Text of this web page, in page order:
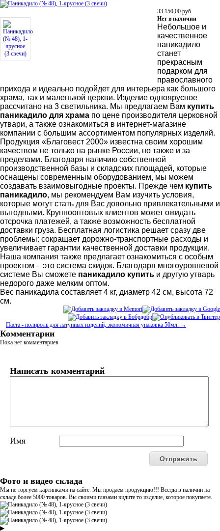
33 150,00 руб
Нет в наличии
Небольшое и
качественное
паникадило
станет
прекрасным
подарком для
православного
прихода и идеально подойдет для интерьера как большого
храма, так и маленькой церкви. Изделие одноярусное
рассчитано на 3 светильника. Мы предлагаем Вам купить
паникадило для храма по цене производителя церковной
утвари, а также ознакомиться в интернет-магазине
компании с большим ассортиментом популярных изделий.
Продукция «Благовест 2000» известна своим хорошим
качеством не только на рынке России, но также и за
пределами. Благодаря наличию собственной
производственной базы и складских площадей, которые
оснащены современным оборудованием, мы можем
создавать взаимовыгодные проекты. Прежде чем купить
паникадило, мы рекомендуем Вам изучить условия,
которые могут стать для Вас довольно привлекательными и
выгодными. Крупнооптовых клиентов может ожидать
отсрочка платежей, а также возможность бесплатной
доставки груза. Бесплатная логистика решает сразу две
проблемы: сокращает дорожно-транспортные расходы и
увеличивает гарантии качественной доставки продукции.
Наша компания также предлагает ознакомиться с особым
проектом – это система скидок. Благодаря многоуровневой
системе Вы сможете паникадило купить и другую утварь
недорого даже мелким оптом.
Вес паникадила составляет 4 кг, диаметр 42 см, высота 72
см.
Паста - полироль для латунных изделий, экономичная упаковка 50мл. →
Комментарии
Пока нет комментариев
Написать комментарий
Имя
Фото и видео склада
Мы не торгуем картинками на сайте. Мы продаем продукцию!!! Всегда в наличии на
складе более 5000 товаров. Вы своими глазами видите то изделие, которое покупаете.
▶